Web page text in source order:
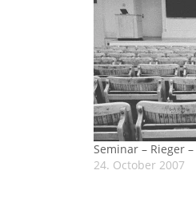
Seminar – Rieger
24. October 2007